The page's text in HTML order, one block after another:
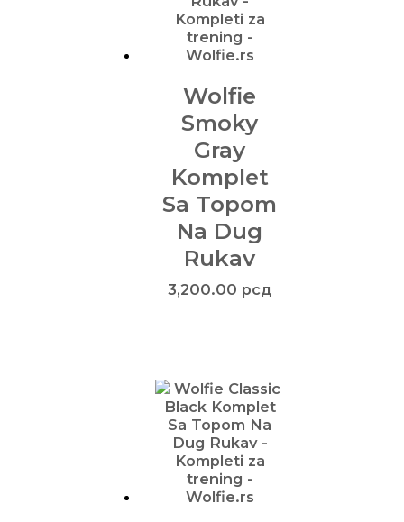
Wolfie
Smoky
Gray
Komplet
Sa Topom
Na Dug
Rukav
3,200.00 рсд